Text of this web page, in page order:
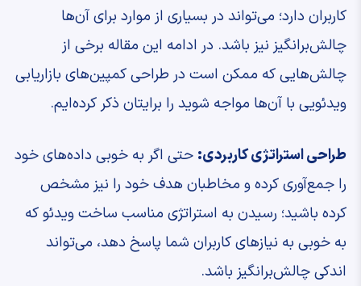
کاربران دارد؛ می‌تواند در بسیاری از موارد برای آن‌ها
چالش‌برانگیز نیز باشد. در ادامه این مقاله برخی از
چالش‌هایی که ممکن است در طراحی کمپین‌های بازاریابی
ویدئویی با آن‌ها مواجه شوید را برایتان ذکر کرده‌ایم.
طراحی استراتژی کاربردی:حتی اگر به خوبی داده‌های خود
را جمع‌آوری کرده و مخاطبان هدف خود را نیز مشخص
کرده باشید؛ رسیدن به استراتژی مناسب ساخت ویدئو که
به خوبی به نیازهای کاربران شما پاسخ دهد، می‌تواند
اندکی چالش‌برانگیز باشد.